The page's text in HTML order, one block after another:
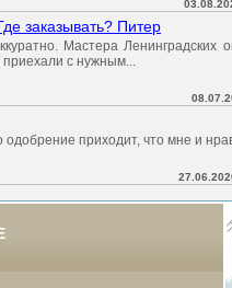
заказывать? Питер
Мастера Ленинградских
приехали с нужным...
приходит, что мне и